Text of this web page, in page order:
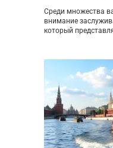
Среди множества
внимание
который